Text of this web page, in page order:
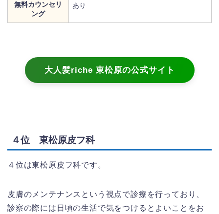
無料カウンセリ
ング
あり
大人髪riche 東松原の公式サイト
４位 東松原皮フ科
４位は東松原皮フ科です。
皮膚のメンテナンスという視点で診療を行っており、
診察の際には日頃の生活で気をつけるとよいことをお